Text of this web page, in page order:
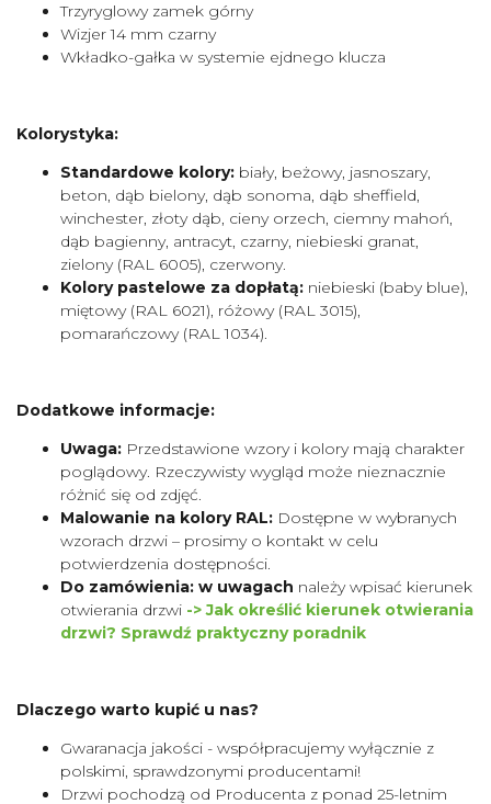
Trzyryglowy zamek górny
Wizjer 14 mm czarny
Wkładko-gałka w systemie ejdnego klucza
Kolorystyka:
Standardowe kolory: biały, beżowy, jasnoszary,
beton, dąb bielony, dąb sonoma, dąb sheffield,
winchester, złoty dąb, cieny orzech, ciemny mahoń,
dąb bagienny, antracyt, czarny, niebieski granat,
zielony (RAL 6005), czerwony.
Kolory pastelowe za dopłatą: niebieski (baby blue),
miętowy (RAL 6021), różowy (RAL 3015),
pomarańczowy (RAL 1034).
Dodatkowe informacje:
Uwaga: Przedstawione wzory i kolory mają charakter
poglądowy. Rzeczywisty wygląd może nieznacznie
różnić się od zdjęć.
Malowanie na kolory RAL: Dostępne w wybranych
wzorach drzwi – prosimy o kontakt w celu
potwierdzenia dostępności.
Do zamówienia: w uwagach należy wpisać kierunek
otwierania drzwi -> Jak określić kierunek otwierania
drzwi? Sprawdź praktyczny poradnik
Dlaczego warto kupić u nas?
Gwaranacja jakości - współpracujemy wyłącznie z
polskimi, sprawdzonymi producentami!
Drzwi pochodzą od Producenta z ponad 25-letnim